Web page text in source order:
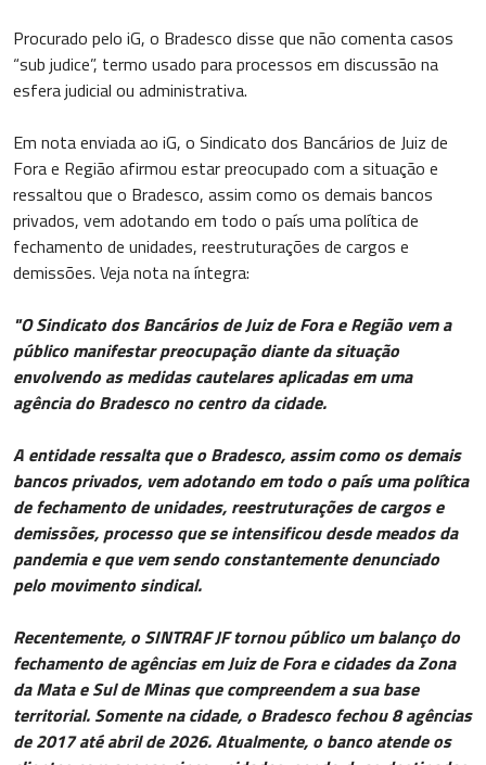
Procurado pelo iG, o Bradesco disse que não comenta casos
“sub judice”, termo usado para processos em discussão na
esfera judicial ou administrativa.
Em nota enviada ao iG, o Sindicato dos Bancários de Juiz de
Fora e Região afirmou estar preocupado com a situação e
ressaltou que o Bradesco, assim como os demais bancos
privados, vem adotando em todo o país uma política de
fechamento de unidades, reestruturações de cargos e
demissões. Veja nota na íntegra:
"O Sindicato dos Bancários de Juiz de Fora e Região vem a
público manifestar preocupação diante da situação
envolvendo as medidas cautelares aplicadas em uma
agência do Bradesco no centro da cidade.
A entidade ressalta que o Bradesco, assim como os demais
bancos privados, vem adotando em todo o país uma política
de fechamento de unidades, reestruturações de cargos e
demissões, processo que se intensificou desde meados da
pandemia e que vem sendo constantemente denunciado
pelo movimento sindical.
Recentemente, o SINTRAF JF tornou público um balanço do
fechamento de agências em Juiz de Fora e cidades da Zona
da Mata e Sul de Minas que compreendem a sua base
territorial. Somente na cidade, o Bradesco fechou 8 agências
de 2017 até abril de 2026. Atualmente, o banco atende os